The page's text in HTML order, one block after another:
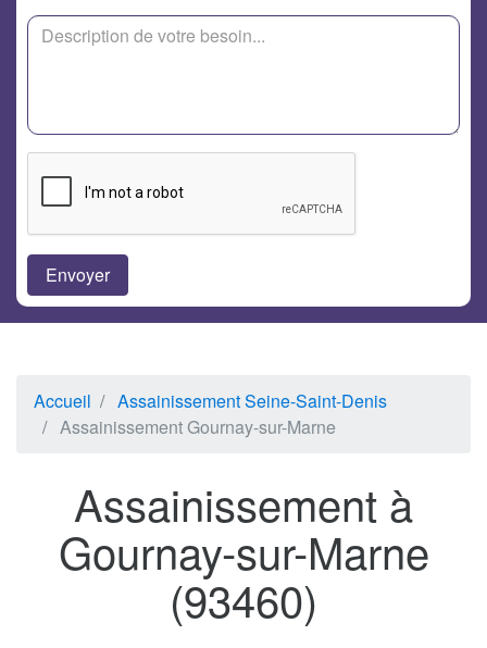
Accueil
Assainissement Seine-Saint-Denis
Assainissement Gournay-sur-Marne
Assainissement à
Gournay-sur-Marne
(93460)